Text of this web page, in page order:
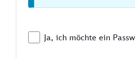
Ja, ich möchte ein